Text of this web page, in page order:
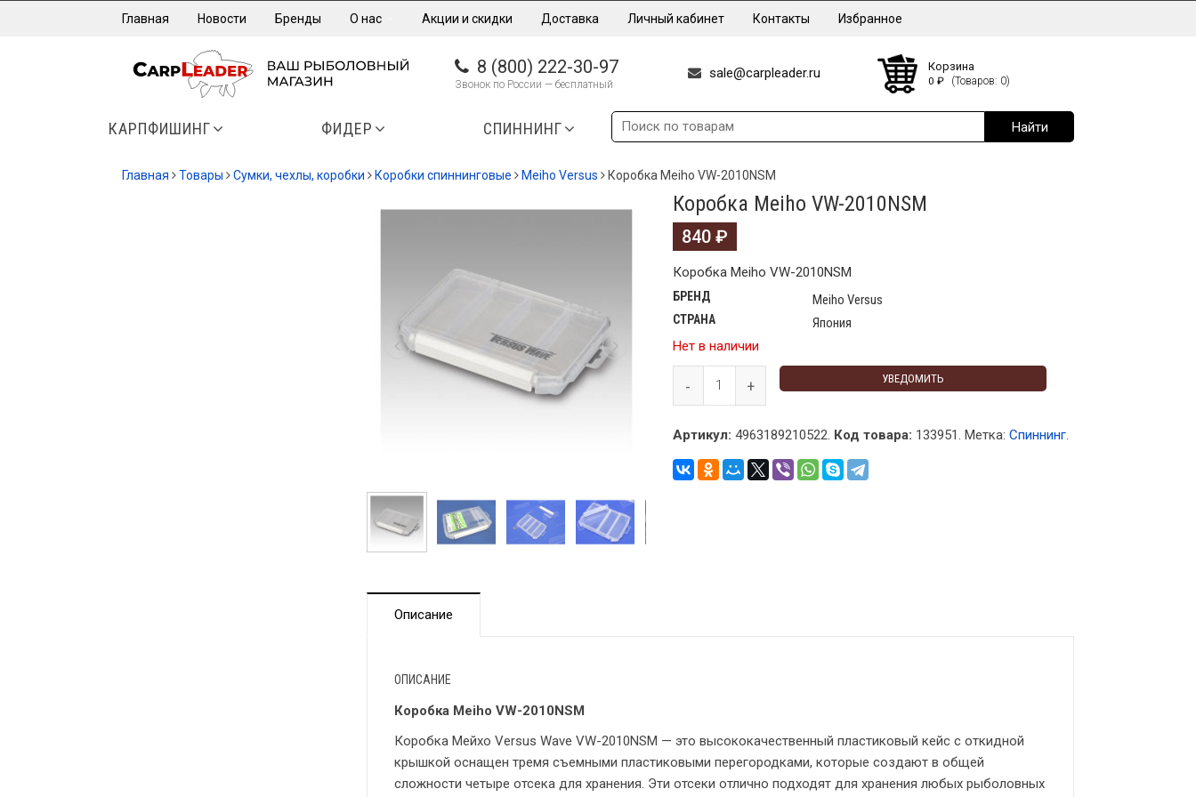
Главная Новости Бренды О нас Акции и скидки Доставка Личный кабинет Контакты Избранное
8 (800) 222-30-97
Звонок по России — бесплатный
sale@carpleader.ru Корзина
0 ₽ (Товаров: 0)
КАРПФИШИНГ ФИДЕР СПИННИНГ
Главная Товары Сумки, чехлы, коробки Коробки спиннинговые Meiho Versus Коробка Meiho VW-2010NSM
Коробка Meiho VW-2010NSM
840 ₽
Коробка Meiho VW-2010NSM
БРЕНД Meiho Versus
СТРАНА
Япония
Нет в наличии
УВЕДОМИТЬ
Артикул: 4963189210522. Код товара: 133951. Метка: Спиннинг.
Описание
ОПИСАНИЕ
Коробка Meiho VW-2010NSM
Коробка Мейхо Versus Wave VW-2010NSM — это высококачественный пластиковый кейс с откидной
крышкой оснащен тремя съемными пластиковыми перегородками, которые создают в общей
сложности четыре отсека для хранения. Эти отсеки отлично подходят для хранения любых рыболовных